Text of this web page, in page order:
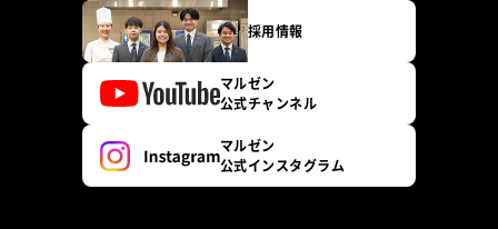
採用情報
マルゼン
公式チャンネル
マルゼン
公式インスタグラム